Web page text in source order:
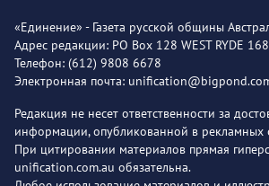
«Единение» - Газета русской общины
Адрес редакции: PO Box 128 WEST RYDE
Телефон: (612) 9808 6678
Электронная почта:
Редакция не несет ответственности за
информации, опубликованной в рекламных
При цитировании материалов прямая
unification.com.au обязательна.